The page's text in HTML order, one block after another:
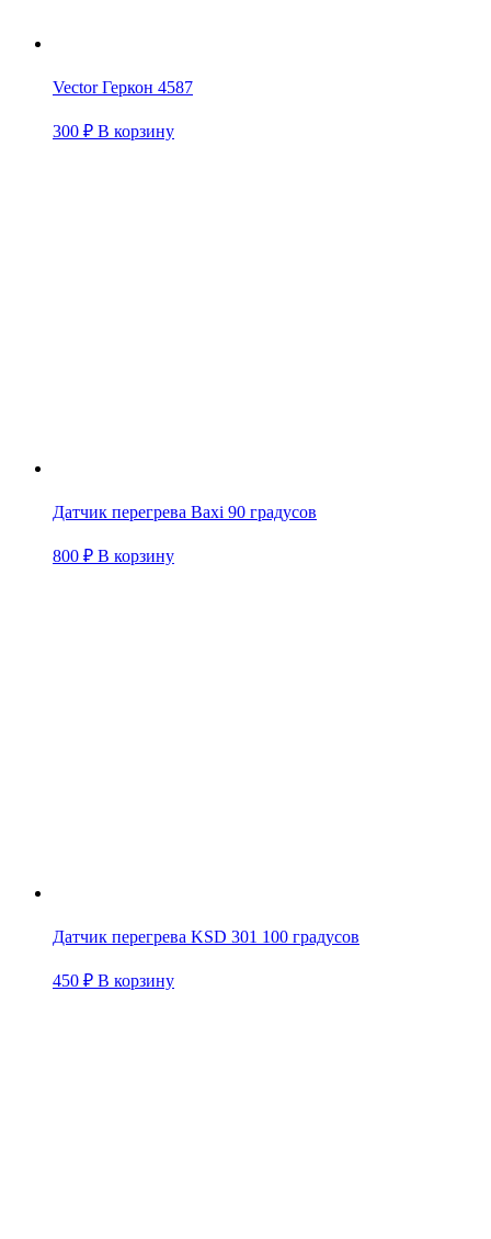
Vector Геркон 4587
300 ₽ В корзину
Датчик перегрева Baxi 90 градусов
800 ₽ В корзину
Датчик перегрева KSD 301 100 градусов
450 ₽ В корзину